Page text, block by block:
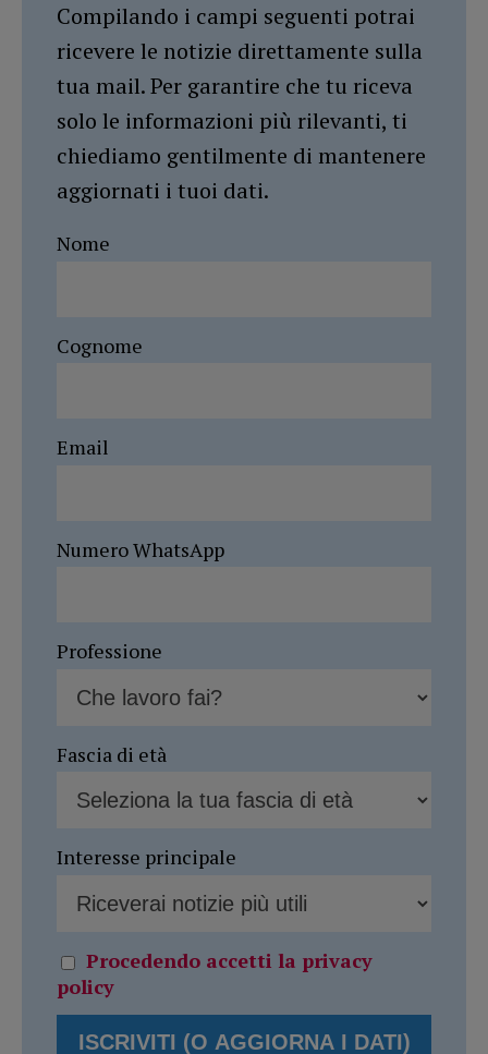
Compilando i campi seguenti potrai
ricevere le notizie direttamente sulla
tua mail. Per garantire che tu riceva
solo le informazioni più rilevanti, ti
chiediamo gentilmente di mantenere
aggiornati i tuoi dati.
Nome
Cognome
Email
Numero WhatsApp
Professione
Fascia di età
Interesse principale
Procedendo accetti la privacy
policy